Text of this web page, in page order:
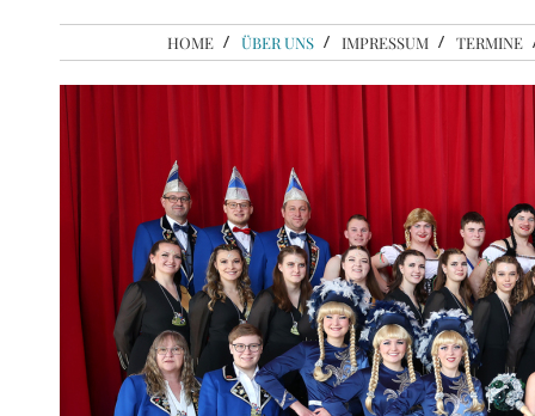
HOME ÜBER UNS IMPRESSUM TERMINE